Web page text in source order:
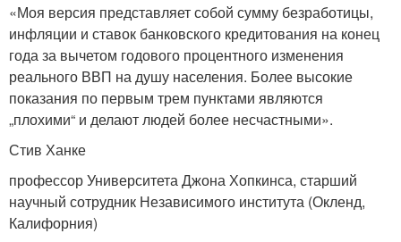
«Моя версия представляет собой сумму безработицы,
инфляции и ставок банковского кредитования на конец
года за вычетом годового процентного изменения
реального ВВП на душу населения. Более высокие
показания по первым трем пунктами являются
„плохими“ и делают людей более несчастными».
Стив Ханке
профессор Университета Джона Хопкинса, старший
научный сотрудник Независимого института (Окленд,
Калифорния)